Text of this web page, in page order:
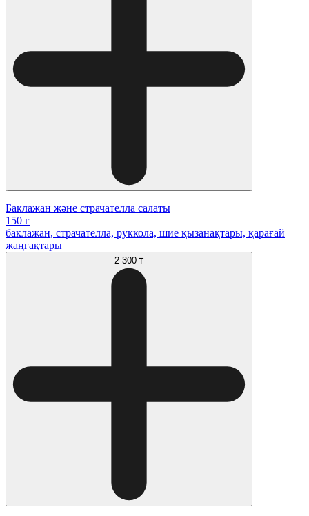
Баклажан және страчателла салаты
150 г
баклажан, страчателла, руккола, шие қызанақтары, қарағай
жаңғақтары
2 300 ₸